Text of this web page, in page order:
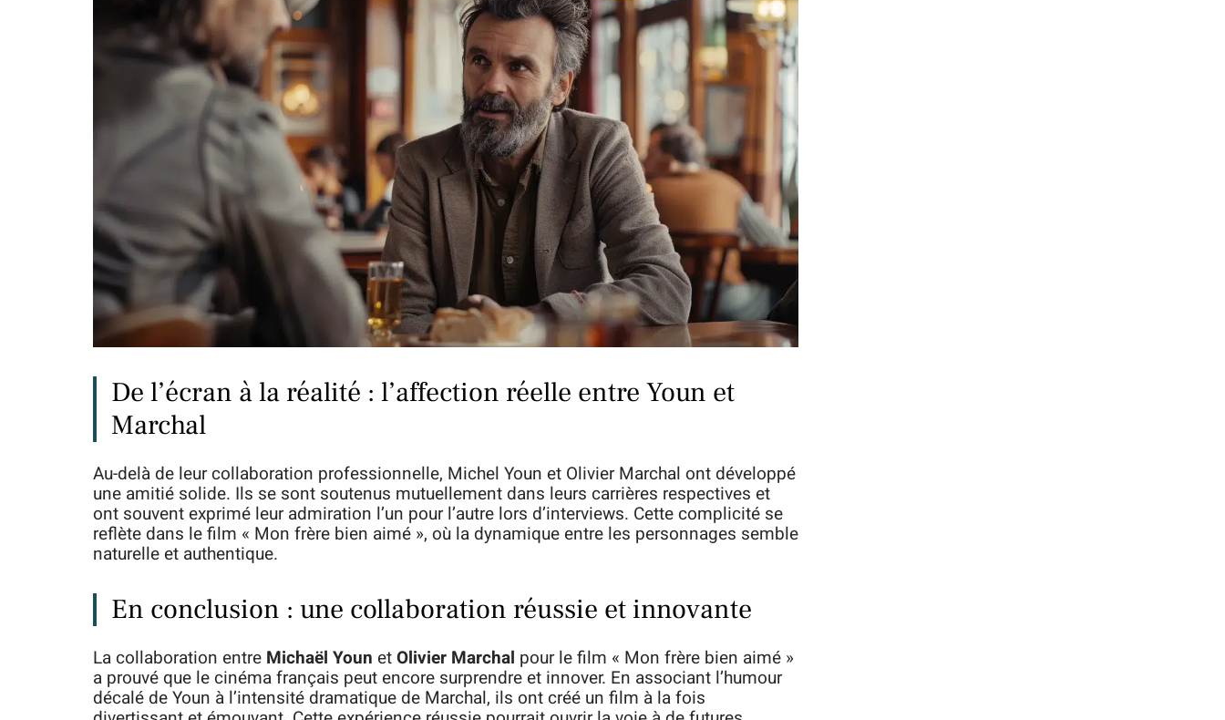
De l’écran à la réalité : l’affection réelle entre Youn et
Marchal
Au-delà de leur collaboration professionnelle, Michel Youn et Olivier Marchal ont développé
une amitié solide. Ils se sont soutenus mutuellement dans leurs carrières respectives et
ont souvent exprimé leur admiration l’un pour l’autre lors d’interviews. Cette complicité se
reflète dans le film « Mon frère bien aimé », où la dynamique entre les personnages semble
naturelle et authentique.
En conclusion : une collaboration réussie et innovante
La collaboration entre Michaël Youn etOlivier Marchal pour le film « Mon frère bien aimé »
a prouvé que le cinéma français peut encore surprendre et innover. En associant l’humour
décalé de Youn à l’intensité dramatique de Marchal, ils ont créé un film à la fois